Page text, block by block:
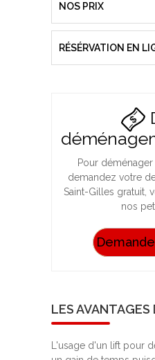
NOS PRIX
RÉSÉRVATION EN
Pour
demandez votre
Saint-Gilles gratuit,
nos
LES AVANTAGES
L'usage d'un lift pour